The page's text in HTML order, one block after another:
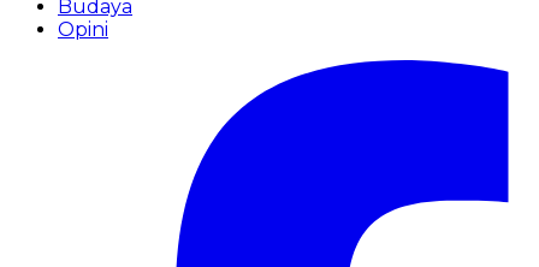
Budaya
Opini